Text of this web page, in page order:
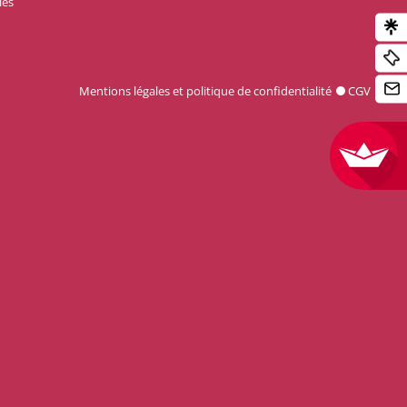
Mentions légales et politique de confidentialité CGV